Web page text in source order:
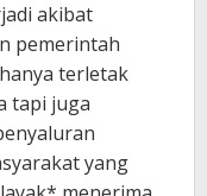
akibat
pemerintah
terletak
tapi juga
yang